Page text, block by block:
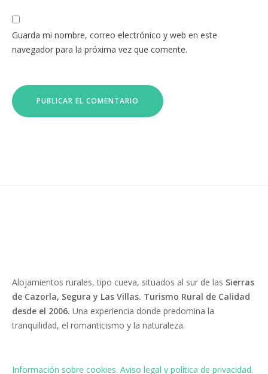
Guarda mi nombre, correo electrónico y web en este
navegador para la próxima vez que comente.
Alojamientos rurales, tipo cueva, situados al sur de las Sierras
de Cazorla, Segura y Las Villas. Turismo Rural de Calidad
desde el 2006. Una experiencia donde predomina la
tranquilidad, el romanticismo y la naturaleza.
Información sobre cookies. Aviso legal y política de privacidad.